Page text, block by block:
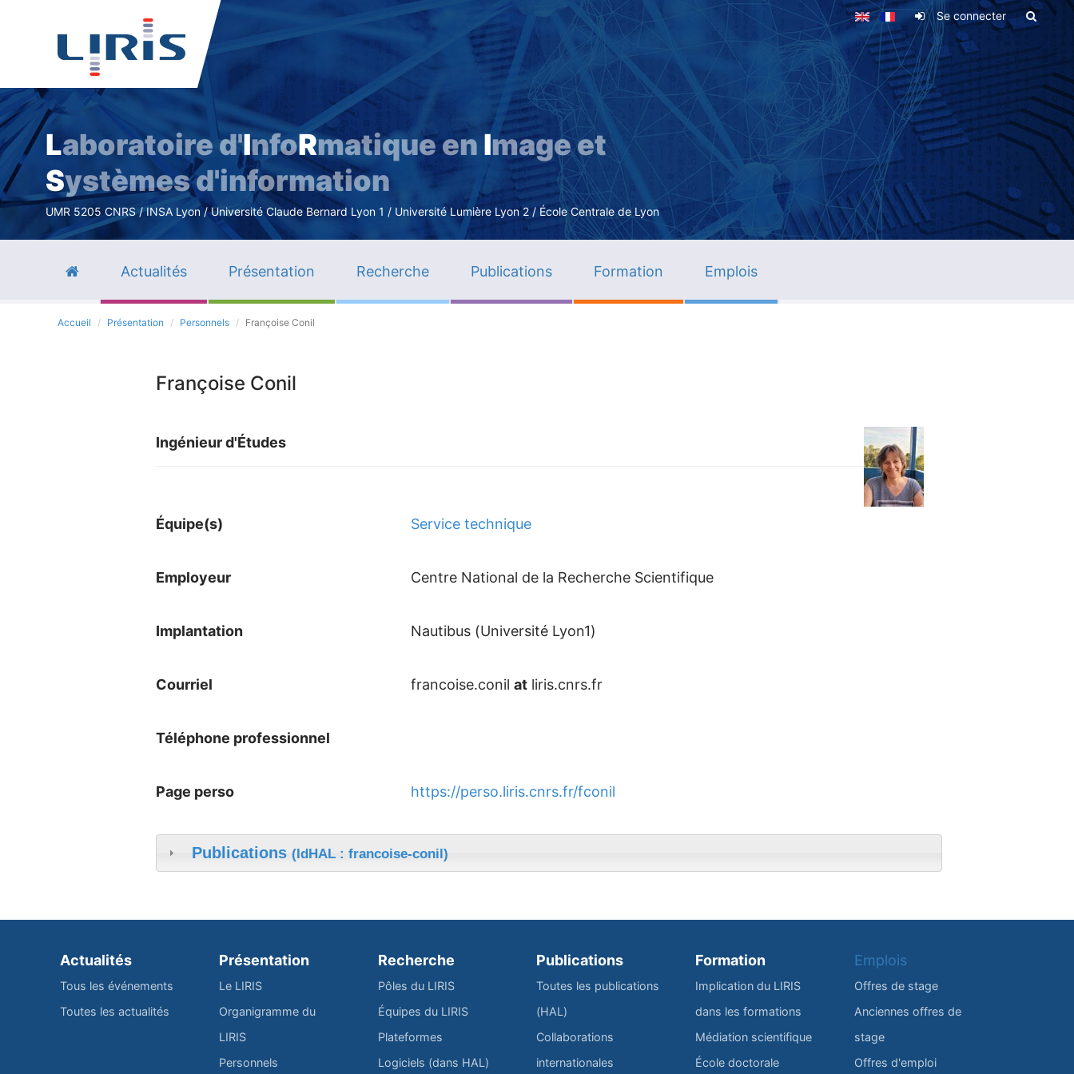
Aller
contenu
principal
Se connecter
Laboratoire d'InfoRmatique en Image et
Systèmes d'information
UMR 5205 CNRS / INSA Lyon / Université Claude Bernard Lyon 1 / Université Lumière Lyon 2 / École Centrale de Lyon
Actualités Présentation Recherche Publications Formation Emplois
Accueil Présentation Personnels Françoise Conil
Françoise Conil
Ingénieur d'Études
Équipe(s) Service technique
Employeur Centre National de la Recherche Scientifique
Implantation Nautibus (Université Lyon1)
Courriel francoise.conil at liris.cnrs.fr
Téléphone professionnel
Page perso https://perso.liris.cnrs.fr/fconil
Publications (IdHAL : francoise-conil)
Actualités
Tous les événements
Toutes les actualités
Présentation
Le LIRIS
Organigramme du
LIRIS
Personnels
Recherche
Pôles du LIRIS
Équipes du LIRIS
Plateformes
Logiciels (dans HAL)
Publications
Toutes les publications
(HAL)
Collaborations
internationales
Formation
Implication du LIRIS
dans les formations
Médiation scientifique
École doctorale
Emplois
Offres de stage
Anciennes offres de
stage
Offres d'emploi